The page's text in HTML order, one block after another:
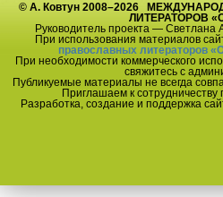
© А. Ковтун 2008–2026
ЛИТЕРАТОРОВ
Руководитель проекта — Светлана
При использования материалов
православных литераторов
При необходимости коммерческого
свяжитесь с
Публикуемые материалы не всегда
Приглашаем к сотрудничеству
Разработка, создание и поддержка